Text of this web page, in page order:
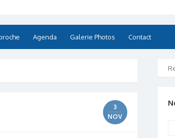
Agenda Galerie Photos Contact
3
NOV